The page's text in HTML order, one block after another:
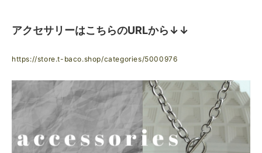
アクセサリーはこちらのURLから↓↓
https://store.t-baco.shop/categories/5000976